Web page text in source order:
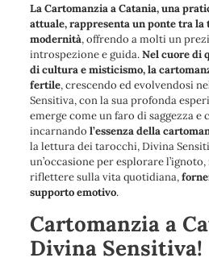
La Cartomanzia a Catania, una
attuale, rappresenta un ponte tra la
modernità, offrendo a molti un
introspezione e guida.Nel cuore di
di cultura e misticismo, la
fertile, crescendo ed evolvendosi
Sensitiva, con la sua profonda
emerge come un faro di saggezza e
incarnando l’essenza della
la lettura dei tarocchi, Divina
un’occasione per esplorare
riflettere sulla vita quotidiana,
supporto emotivo.
Cartomanzia a
Divina Sensitiva!